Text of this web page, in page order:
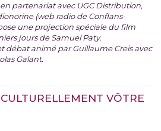
partenariat avec UGC Distribution,
(web radio de Conflans-
une projection spéciale du film
jours de Samuel Paty.
débat animé par Guillaume Creis avec
Galant.
VÔTRE